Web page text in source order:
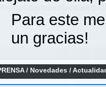
Para este
un gracias!
/ Novedades /
EL CUERPO